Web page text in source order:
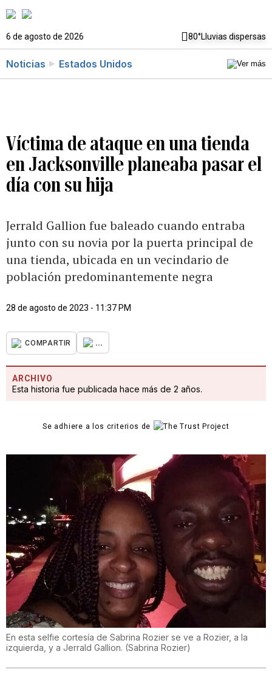
6 de agosto de 2026 80°Lluvias dispersas
Noticias Estados Unidos
Víctima de ataque en una tienda
en Jacksonville planeaba pasar el
día con su hija
Jerrald Gallion fue baleado cuando entraba
junto con su novia por la puerta principal de
una tienda, ubicada en un vecindario de
población predominantemente negra
28 de agosto de 2023 - 11:37 PM
COMPARTIR ...
ARCHIVO
Esta historia fue publicada hace más de 2 años.
Se adhiere a los criterios de
En esta selfie cortesía de Sabrina Rozier se ve a Rozier, a la
izquierda, y a Jerrald Gallion. (Sabrina Rozier)